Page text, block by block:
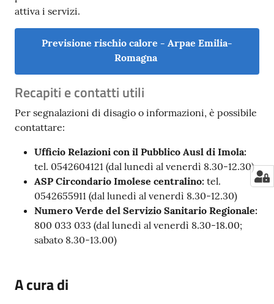
attiva i servizi.
Previsione rischio calore - Arpae Emilia-
Romagna
Recapiti e contatti utili
Per segnalazioni di disagio o informazioni, è possibile
contattare:
Ufficio Relazioni con il Pubblico Ausl di Imola:
tel. 0542604121 (dal lunedì al venerdì 8.30-12.30)
ASP Circondario Imolese centralino: tel.
0542655911 (dal lunedì al venerdì 8.30-12.30)
Numero Verde del Servizio Sanitario Regionale:
800 033 033 (dal lunedì al venerdì 8.30-18.00;
sabato 8.30-13.00)
A cura di